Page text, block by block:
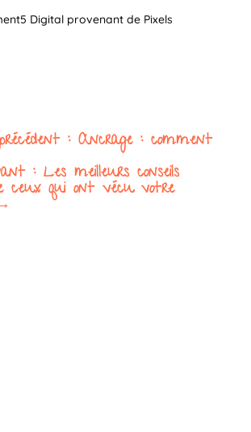
Digital provenant de Pixels
: Ancrage : comment
: Les meilleurs conseils
ceux qui ont vécu votre